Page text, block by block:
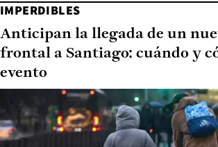
IMPERDIBLES
Anticipan la llegada de un
frontal a Santiago: cuándo y
evento